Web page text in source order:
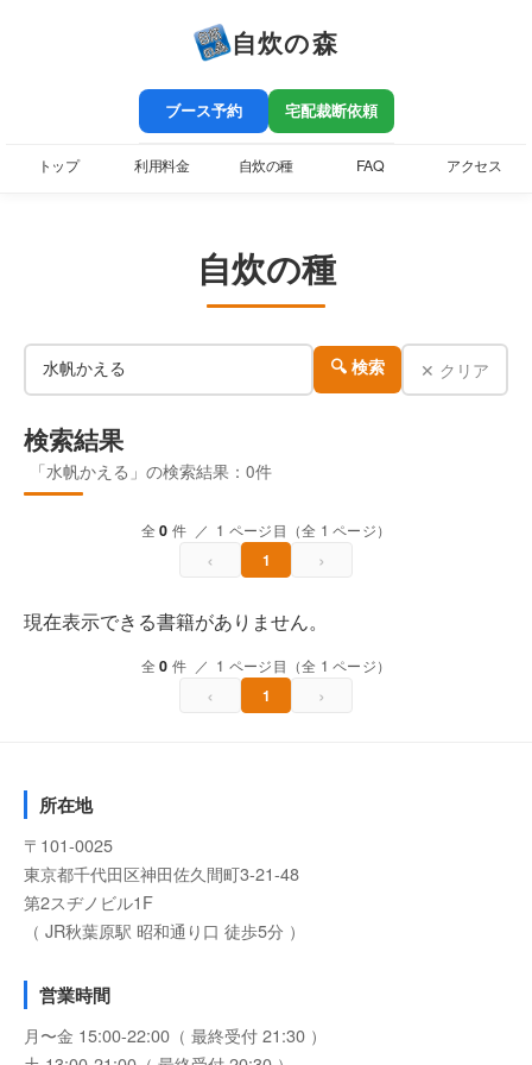
自炊の森
ブース予約 宅配裁断依頼
トップ 利用料金 自炊の種 FAQ アクセス
自炊の種
🔍 検索 ✕ クリア
検索結果
「水帆かえる」の検索結果：0件
全0 件 ／ 1 ページ目（全 1 ページ）
‹ 1 ›
現在表示できる書籍がありません。
全0 件 ／ 1 ページ目（全 1 ページ）
‹ 1 ›
所在地
〒101-0025
東京都千代田区神田佐久間町3-21-48
第2スヂノビル1F
（ JR秋葉原駅 昭和通り口 徒歩5分 ）
営業時間
月〜金 15:00-22:00（ 最終受付 21:30 ）